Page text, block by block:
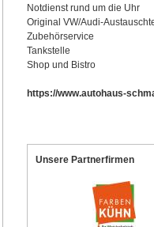
Notdienst rund um die Uhr
Original VW/Audi-
Zubehörservice
Tankstelle
Shop und Bistro
https://www.autohaus-
Unsere Partnerfirmen